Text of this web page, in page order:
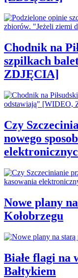
Chodnik na
szpilkach
ZDJĘCIA]
Czy
nowego
Nowe plany
Kołobrzegu
Białe flagi na
Bałtykiem